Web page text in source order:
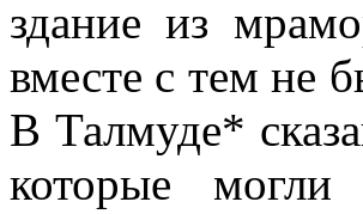
здание из
вместе с тем не
В Талмуде*
которые могли